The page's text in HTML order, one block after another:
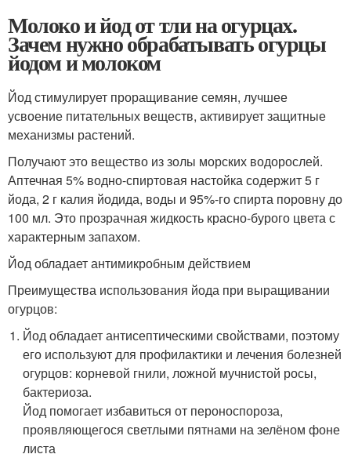
Молоко и йод от тли на огурцах.
Зачем нужно обрабатывать огурцы
йодом и молоком
Йод стимулирует проращивание семян, лучшее
усвоение питательных веществ, активирует защитные
механизмы растений.
Получают это вещество из золы морских водорослей.
Аптечная 5% водно-спиртовая настойка содержит 5 г
йода, 2 г калия йодида, воды и 95%-го спирта поровну до
100 мл. Это прозрачная жидкость красно-бурого цвета с
характерным запахом.
Йод обладает антимикробным действием
Преимущества использования йода при выращивании
огурцов:
Йод обладает антисептическими свойствами, поэтому
его используют для профилактики и лечения болезней
огурцов: корневой гнили, ложной мучнистой росы,
бактериоза.
Йод помогает избавиться от пероноспороза,
проявляющегося светлыми пятнами на зелёном фоне
листа